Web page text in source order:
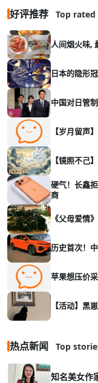
好评推荐 Top rated
日本的隐形
中国对日管
【岁月留声
【镜照不己
硬气！长鑫
商
《父母爱情
历史首次！
苹果想压价
【活动】黑
热点新闻 Top
知名美女作